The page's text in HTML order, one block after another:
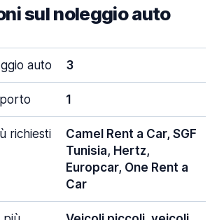
sul noleggio auto
auto 3
1
richiesti
Camel Rent a Car, SGF
Tunisia, Hertz,
Europcar, One Rent a
Car